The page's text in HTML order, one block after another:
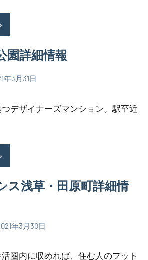
園詳細情報
年3月31日
デザイナーズマンション。駅至近
ス浅草・田原町詳細情
年3月30日
圏内に収めれば、住む人のフット